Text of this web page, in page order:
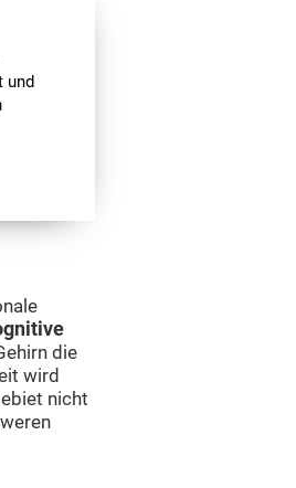
und
die
wird
nicht